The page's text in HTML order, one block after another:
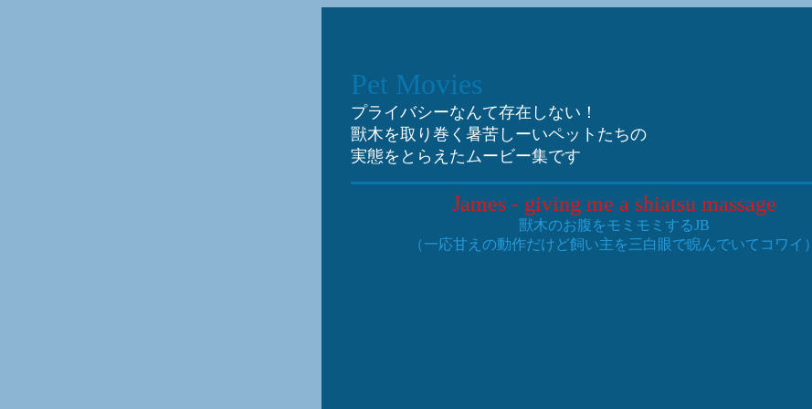
Pet Movies
プライバシーなんて存在しない！
獸木を取り巻く暑苦しーいペットたちの
実態をとらえたムービー集です
James - giving me a shiatsu massage
獸木のお腹をモミモミするJB
（一応甘えの動作だけど飼い主を三白眼で睨んでいてコワイ）